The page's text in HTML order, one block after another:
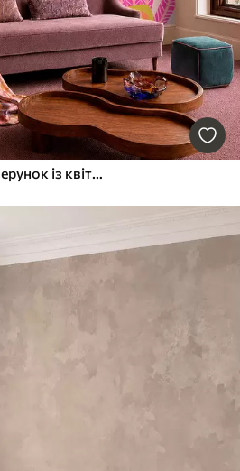
Яскравий тропічний візерунок із квітами, листям та барвистими фруктами